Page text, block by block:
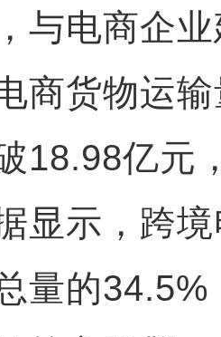
与电商企
商货物运
18.98亿元
显示，跨
量的